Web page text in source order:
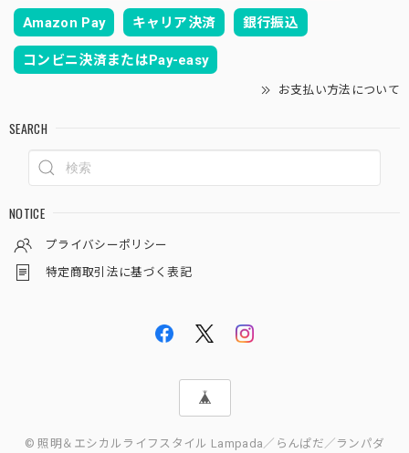
Amazon Pay キャリア決済 銀行振込
コンビニ決済またはPay-easy
お支払い方法について
SEARCH
NOTICE
プライバシーポリシー
特定商取引法に基づく表記
© 照明＆エシカルライフスタイル Lampada／らんぱだ／ランパダ